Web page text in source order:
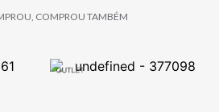
COMPROU TAMBÉM